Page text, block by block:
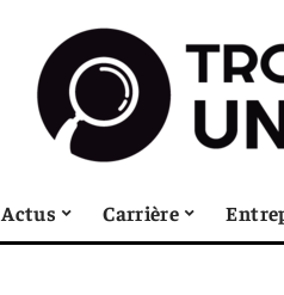
Actus Carrière